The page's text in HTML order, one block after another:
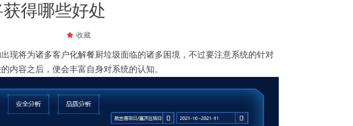
得哪些好处
现将为诸多客户化解餐厨垃圾面临的诸多困境，不过要注意系统的针对
内容之后，便会丰富自身对系统的认知。
끄 收藏